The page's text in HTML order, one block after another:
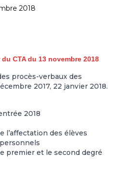
2018
CTA du 13 novembre 2018
procès-verbaux des
2017, 22 janvier 2018.
2018
l’affectation des élèves
premier et le second degré